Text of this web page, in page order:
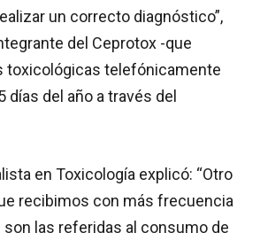
un correcto diagnóstico”,
del Ceprotox -que
toxicológicas telefónicamente
días del año a través del
en Toxicología explicó: “Otro
recibimos con más frecuencia
las referidas al consumo de